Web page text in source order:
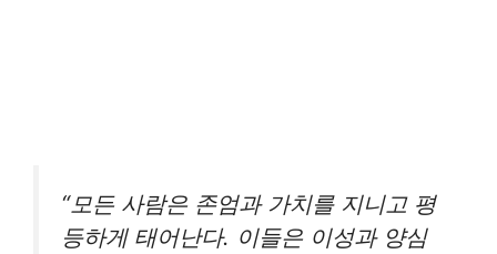
“모든 사람은 존엄과 가치를 지니고 평
등하게 태어난다. 이들은 이성과 양심